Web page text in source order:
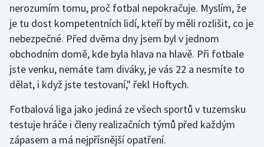
Jezdectví
Judo
Krasobruslení
Lezení
Lyže a snowboard
nerozumím tomu, proč fotbal nepokračuje. Myslím, že
je tu dost kompetentních lidí, kteří by měli rozlišit, co je
nebezpečné. Před dvěma dny jsem byl v jednom
obchodním domě, kde byla hlava na hlavě. Při fotbale
jste venku, nemáte tam diváky, je vás 22 a nesmíte to
dělat, i když jste testovaní," řekl Hoftych.
Fotbalová liga jako jediná ze všech sportů v tuzemsku
testuje hráče i členy realizačních týmů před každým
zápasem a má nejpřísnější opatření.